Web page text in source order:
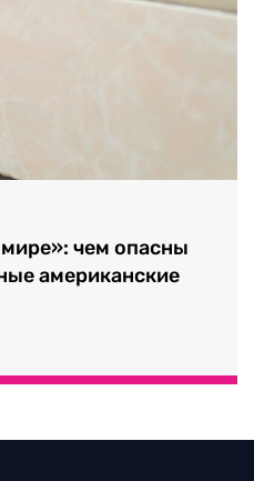
чем опасны
американские